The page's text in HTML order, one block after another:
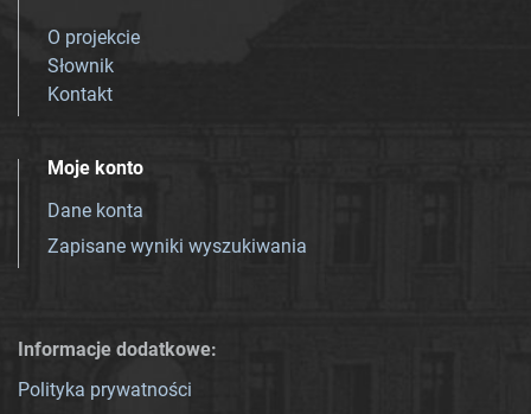
O projekcie
Słownik
Kontakt
Moje konto
Dane konta
Zapisane wyniki wyszukiwania
Informacje dodatkowe:
Polityka prywatności